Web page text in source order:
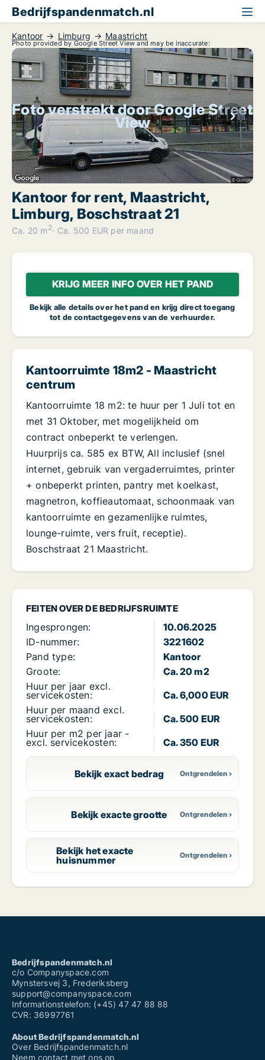
Bedrijfspandenmatch.nl
Kantoor Limburg Maastricht
Photo provided by Google Street View and may be inaccurate:
Foto verstrekt door Google Street
View
Kantoor for rent, Maastricht,
Limburg, Boschstraat 21
Ca. 20 m 2 Ca. 500 EUR per maand
KRIJG MEER INFO OVER HET PAND
Bekijk alle details over het pand en krijg direct toegang
tot de contactgegevens van de verhuurder.
FEITEN OVER DE BEDRIJFSRUIMTE
Ingesprongen:
10.06.2025
ID-nummer:
3221602
Pand type:
Kantoor
Groote:
Ca. 20 m2
Huur per jaar excl.
servicekosten:
Ca. 6,000 EUR
Huur per maand excl.
servicekosten:
Ca. 500 EUR
Huur per m2 per jaar -
excl. servicekosten: Ca. 350 EUR
Bekijk exact bedrag
Bekijk exacte grootte
Bekijk het exacte
huisnummer
Kantoorruimte 18m2 - Maastricht
centrum
Kantoorruimte 18 m2: te huur per 1 Juli tot en
met 31 Oktober, met mogelijkheid om
contract onbeperkt te verlengen.
Huurprijs ca. 585 ex BTW, All inclusief (snel
internet, gebruik van vergaderruimtes, printer
+ onbeperkt printen, pantry met koelkast,
magnetron, koffieautomaat, schoonmaak van
kantoorruimte en gezamenlijke ruimtes,
lounge-ruimte, vers fruit, receptie).
Boschstraat 21 Maastricht.
Bedrijfspandenmatch.nl
c/o Companyspace.com
Mynstersvej 3, Frederiksberg
support@companyspace.com
Informationstelefon: (+45) 47 47 88 88
CVR: 36997761
About Bedrijfspandenmatch.nl
Over Bedrijfspandenmatch.nl
Neem contact met ons op